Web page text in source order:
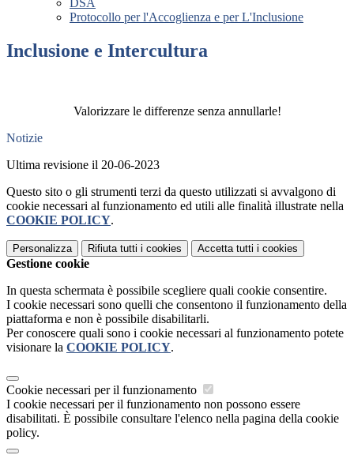
DSA
Protocollo per l'Accoglienza e per L'Inclusione
Inclusione e Intercultura
Valorizzare le differenze senza annullarle!
Notizie
Ultima revisione il 20-06-2023
Questo sito o gli strumenti terzi da questo utilizzati si avvalgono di
cookie necessari al funzionamento ed utili alle finalità illustrate nella
COOKIE POLICY.
Personalizza Rifiuta tutti i cookies Accetta tutti i cookies
Gestione cookie
In questa schermata è possibile scegliere quali cookie consentire.
I cookie necessari sono quelli che consentono il funzionamento della
piattaforma e non è possibile disabilitarli.
Per conoscere quali sono i cookie necessari al funzionamento potete
visionare la COOKIE POLICY.
Cookie necessari per il funzionamento
I cookie necessari per il funzionamento non possono essere
disabilitati. È possibile consultare l'elenco nella pagina della cookie
policy.